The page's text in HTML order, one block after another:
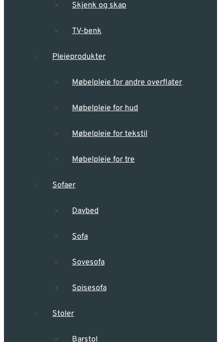
Skjenk og skap
TV-benk
Pleieprodukter
Møbelpleie for andre overflater
Møbelpleie for hud
Møbelpleie for tekstil
Møbelpleie for tre
Sofaer
Daybed
Sofa
Sovesofa
Spisesofa
Stoler
Barstol